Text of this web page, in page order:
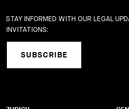
STAY INFORMED WITH OUR LEGAL
INVITATIONS:
SUBSCRIBE